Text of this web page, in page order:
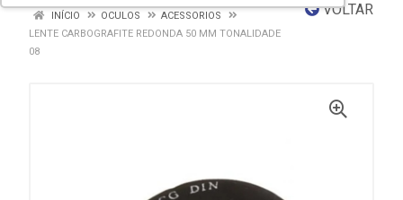
VOLTAR
INÍCIO OCULOS
ACESSORIOS
LENTE CARBOGRAFITE REDONDA 50 MM TONALIDADE
08